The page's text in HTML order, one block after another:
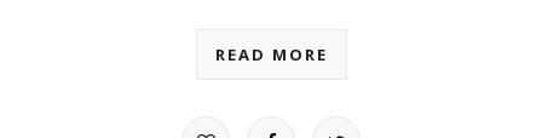
READ MORE